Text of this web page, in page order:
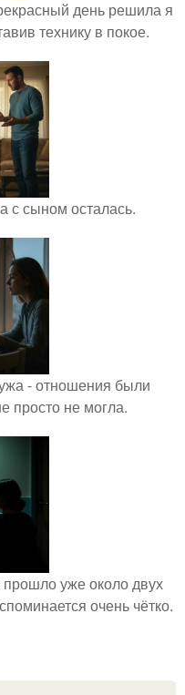
день решила я
технику в покое.
с сыном осталась.
- отношения были
просто не могла.
уже около двух
очень чётко.